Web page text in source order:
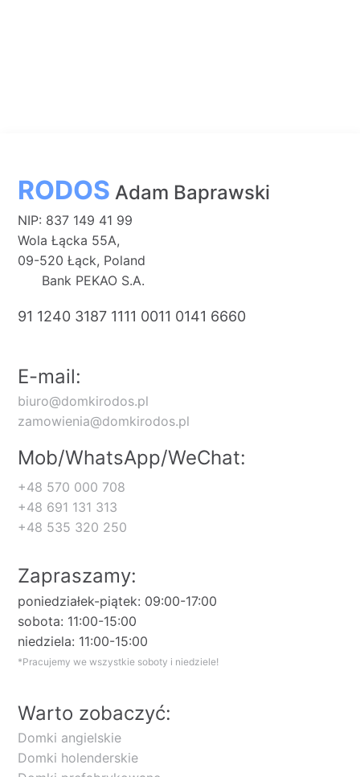
RODOS Adam Baprawski
NIP: 837 149 41 99
Wola Łącka 55A,
09-520 Łąck, Poland
Bank PEKAO S.A.
91 1240 3187 1111 0011 0141 6660
E-mail:
biuro@domkirodos.pl
zamowienia@domkirodos.pl
Mob/WhatsApp/WeChat:
+48 570 000 708
+48 691 131 313
+48 535 320 250
Zapraszamy:
poniedziałek-piątek: 09:00-17:00
sobota: 11:00-15:00
niedziela: 11:00-15:00
*Pracujemy we wszystkie soboty i niedziele!
Warto zobaczyć:
Domki angielskie
Domki holenderskie